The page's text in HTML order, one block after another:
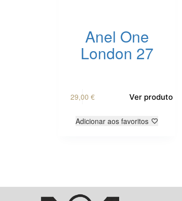
Anel One
London 27
29,00 € Ver produto
product
Adicionar aos favoritos